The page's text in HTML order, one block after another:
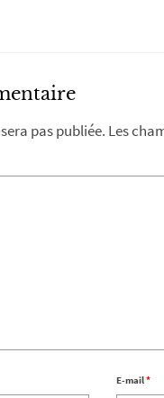
pas publiée. Les
E-mail*